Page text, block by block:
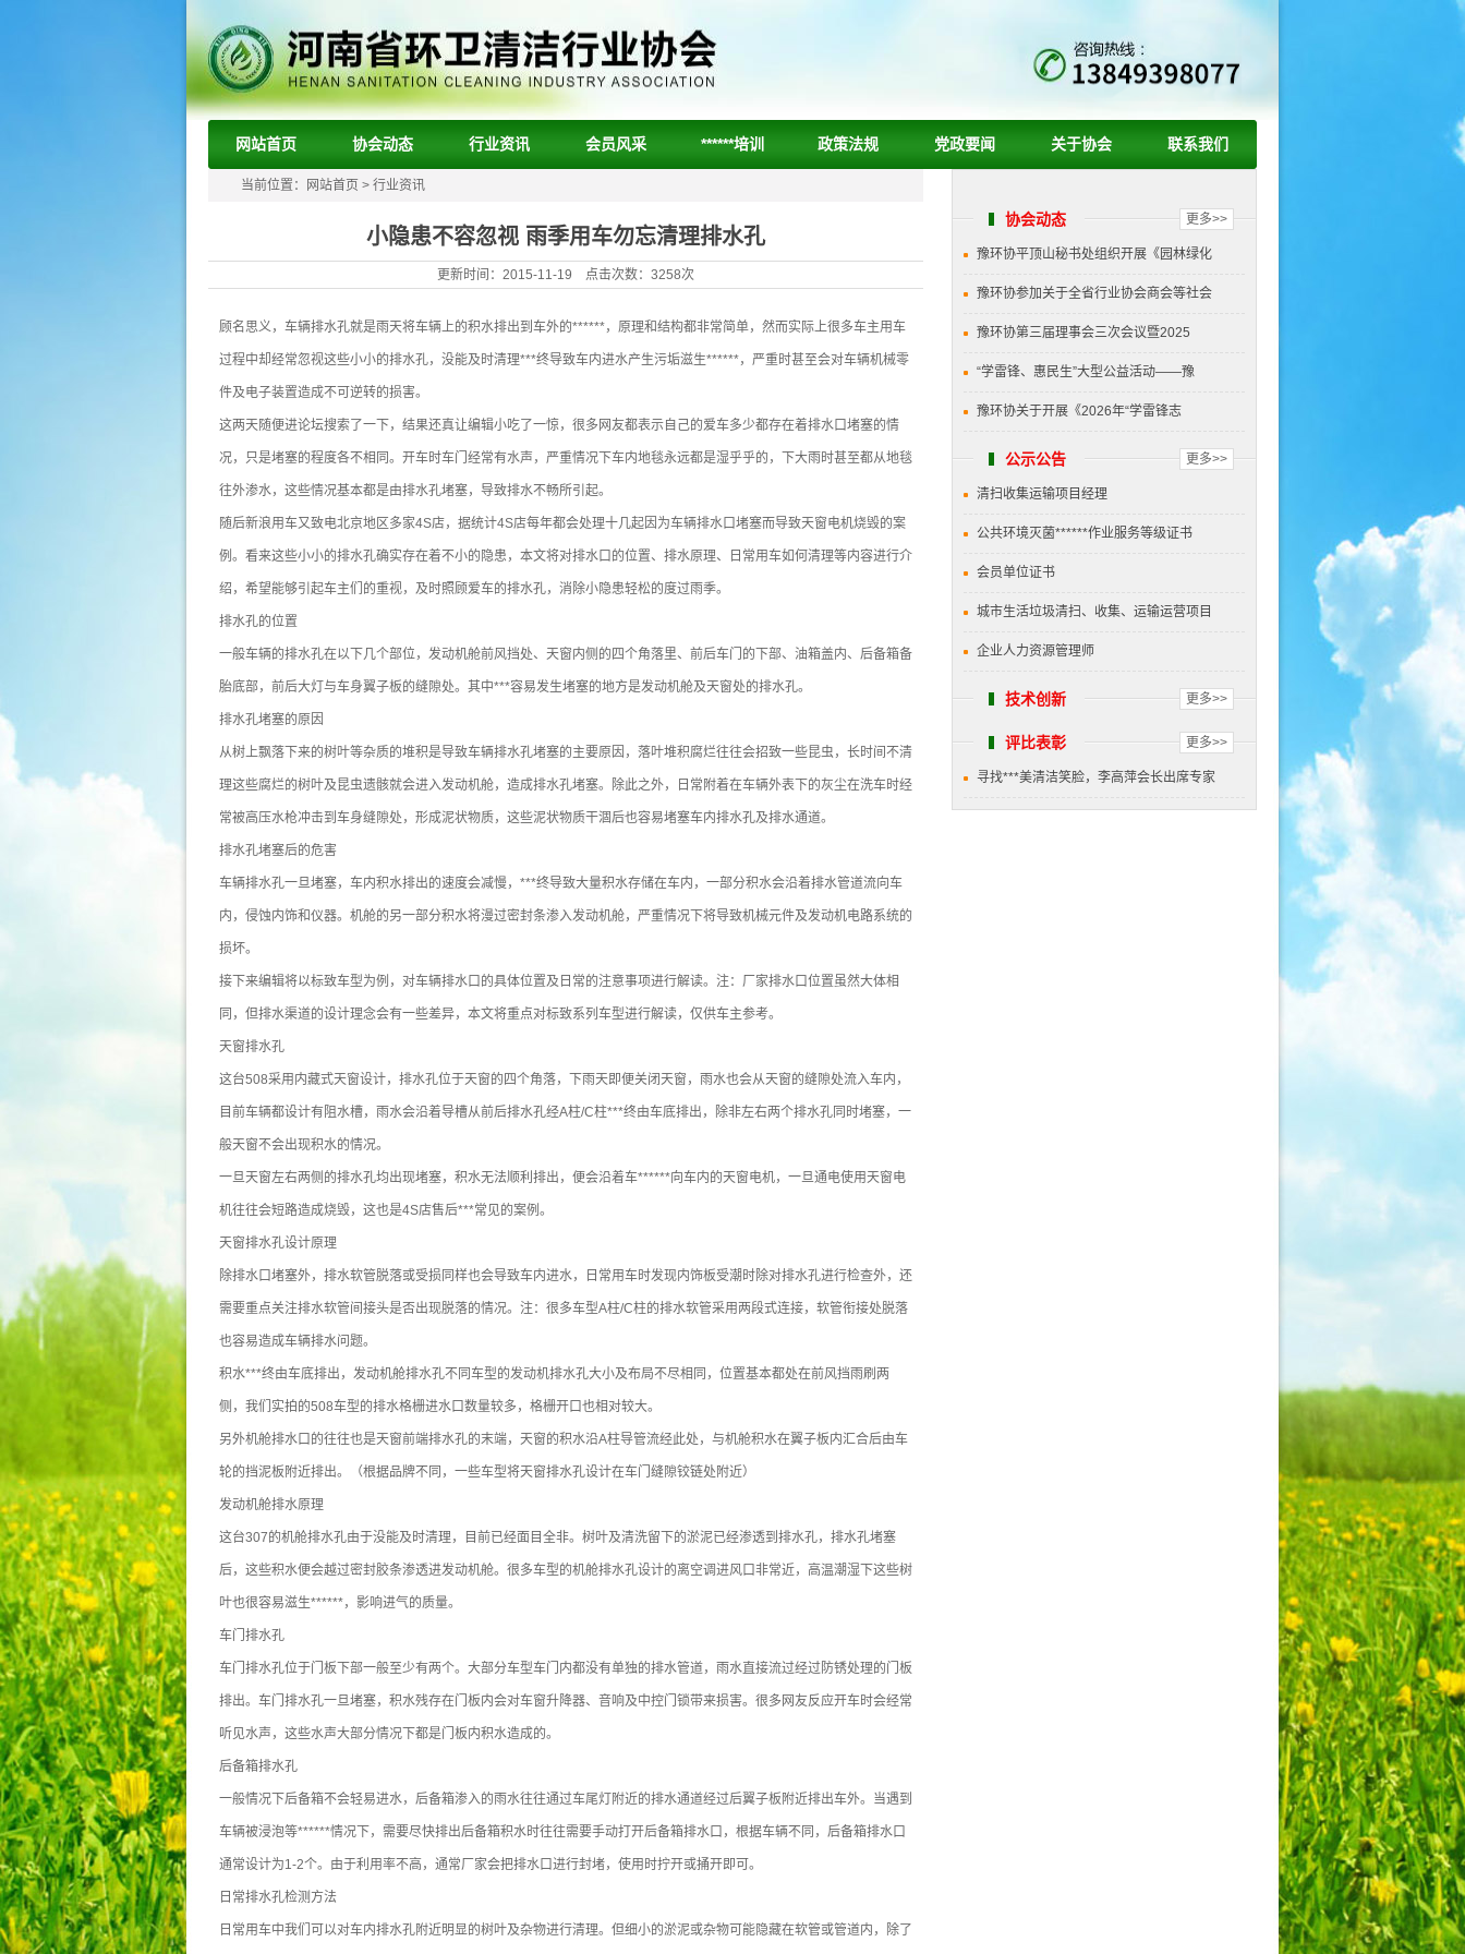
网站首页 协会动态 行业资讯 会员风采 ******培训 政策法规 党政要闻 关于协会 联系我们
更多>>
协会动态
豫环协平顶山秘书处组织开展《园林绿化
豫环协参加关于全省行业协会商会等社会
豫环协第三届理事会三次会议暨2025
“学雷锋、惠民生”大型公益活动——豫
豫环协关于开展《2026年“学雷锋志
更多>>
公示公告
清扫收集运输项目经理
公共环境灭菌******作业服务等级证书
会员单位证书
城市生活垃圾清扫、收集、运输运营项目
企业人力资源管理师
更多>>
技术创新
更多>>
评比表彰
寻找***美清洁笑脸，李高萍会长出席专家
当前位置： 网站首页 > 行业资讯
小隐患不容忽视 雨季用车勿忘清理排水孔
更新时间：2015-11-19 点击次数：3258次
顾名思义，车辆排水孔就是雨天将车辆上的积水排出到车外的******，原理和结构都非常简单，然而实际上很多车主用车
过程中却经常忽视这些小小的排水孔，没能及时清理***终导致车内进水产生污垢滋生******，严重时甚至会对车辆机械零
件及电子装置造成不可逆转的损害。
这两天随便进论坛搜索了一下，结果还真让编辑小吃了一惊，很多网友都表示自己的爱车多少都存在着排水口堵塞的情
况，只是堵塞的程度各不相同。开车时车门经常有水声，严重情况下车内地毯永远都是湿乎乎的，下大雨时甚至都从地毯
往外渗水，这些情况基本都是由排水孔堵塞，导致排水不畅所引起。
随后新浪用车又致电北京地区多家4S店，据统计4S店每年都会处理十几起因为车辆排水口堵塞而导致天窗电机烧毁的案
例。看来这些小小的排水孔确实存在着不小的隐患，本文将对排水口的位置、排水原理、日常用车如何清理等内容进行介
绍，希望能够引起车主们的重视，及时照顾爱车的排水孔，消除小隐患轻松的度过雨季。
排水孔的位置
一般车辆的排水孔在以下几个部位，发动机舱前风挡处、天窗内侧的四个角落里、前后车门的下部、油箱盖内、后备箱备
胎底部，前后大灯与车身翼子板的缝隙处。其中***容易发生堵塞的地方是发动机舱及天窗处的排水孔。
排水孔堵塞的原因
从树上飘落下来的树叶等杂质的堆积是导致车辆排水孔堵塞的主要原因，落叶堆积腐烂往往会招致一些昆虫，长时间不清
理这些腐烂的树叶及昆虫遗骸就会进入发动机舱，造成排水孔堵塞。除此之外，日常附着在车辆外表下的灰尘在洗车时经
常被高压水枪冲击到车身缝隙处，形成泥状物质，这些泥状物质干涸后也容易堵塞车内排水孔及排水通道。
排水孔堵塞后的危害
车辆排水孔一旦堵塞，车内积水排出的速度会减慢，***终导致大量积水存储在车内，一部分积水会沿着排水管道流向车
内，侵蚀内饰和仪器。机舱的另一部分积水将漫过密封条渗入发动机舱，严重情况下将导致机械元件及发动机电路系统的
损坏。
接下来编辑将以标致车型为例，对车辆排水口的具体位置及日常的注意事项进行解读。注：厂家排水口位置虽然大体相
同，但排水渠道的设计理念会有一些差异，本文将重点对标致系列车型进行解读，仅供车主参考。
天窗排水孔
这台508采用内藏式天窗设计，排水孔位于天窗的四个角落，下雨天即便关闭天窗，雨水也会从天窗的缝隙处流入车内，
目前车辆都设计有阻水槽，雨水会沿着导槽从前后排水孔经A柱/C柱***终由车底排出，除非左右两个排水孔同时堵塞，一
般天窗不会出现积水的情况。
一旦天窗左右两侧的排水孔均出现堵塞，积水无法顺利排出，便会沿着车******向车内的天窗电机，一旦通电使用天窗电
机往往会短路造成烧毁，这也是4S店售后***常见的案例。
天窗排水孔设计原理
除排水口堵塞外，排水软管脱落或受损同样也会导致车内进水，日常用车时发现内饰板受潮时除对排水孔进行检查外，还
需要重点关注排水软管间接头是否出现脱落的情况。注：很多车型A柱/C柱的排水软管采用两段式连接，软管衔接处脱落
也容易造成车辆排水问题。
积水***终由车底排出，发动机舱排水孔不同车型的发动机排水孔大小及布局不尽相同，位置基本都处在前风挡雨刷两
侧，我们实拍的508车型的排水格栅进水口数量较多，格栅开口也相对较大。
另外机舱排水口的往往也是天窗前端排水孔的末端，天窗的积水沿A柱导管流经此处，与机舱积水在翼子板内汇合后由车
轮的挡泥板附近排出。（根据品牌不同，一些车型将天窗排水孔设计在车门缝隙铰链处附近）
发动机舱排水原理
这台307的机舱排水孔由于没能及时清理，目前已经面目全非。树叶及清洗留下的淤泥已经渗透到排水孔，排水孔堵塞
后，这些积水便会越过密封胶条渗透进发动机舱。很多车型的机舱排水孔设计的离空调进风口非常近，高温潮湿下这些树
叶也很容易滋生******，影响进气的质量。
车门排水孔
车门排水孔位于门板下部一般至少有两个。大部分车型车门内都没有单独的排水管道，雨水直接流过经过防锈处理的门板
排出。车门排水孔一旦堵塞，积水残存在门板内会对车窗升降器、音响及中控门锁带来损害。很多网友反应开车时会经常
听见水声，这些水声大部分情况下都是门板内积水造成的。
后备箱排水孔
一般情况下后备箱不会轻易进水，后备箱渗入的雨水往往通过车尾灯附近的排水通道经过后翼子板附近排出车外。当遇到
车辆被浸泡等******情况下，需要尽快排出后备箱积水时往往需要手动打开后备箱排水口，根据车辆不同，后备箱排水口
通常设计为1-2个。由于利用率不高，通常厂家会把排水口进行封堵，使用时拧开或捅开即可。
日常排水孔检测方法
日常用车中我们可以对车内排水孔附近明显的树叶及杂物进行清理。但细小的淤泥或杂物可能隐藏在软管或管道内，除了